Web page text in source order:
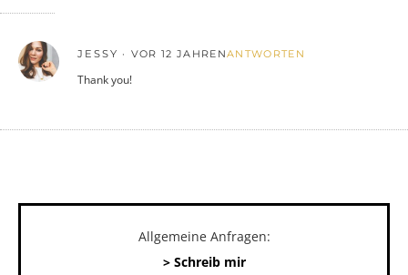
JESSY VOR 12 JAHRENANTWORTEN
Thank you!
Allgemeine Anfragen:
> Schreib mir